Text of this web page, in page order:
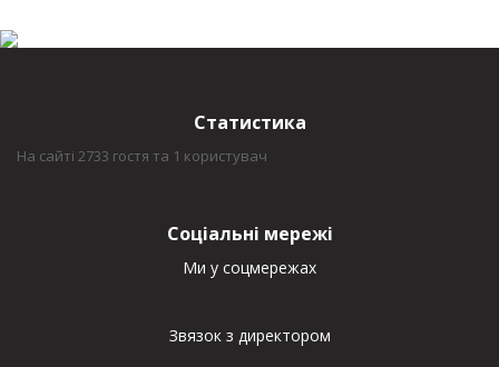
Статистика
На сайті 2733 гостя та 1 користувач
Соціальні мережі
Ми у соцмережах
Звязок з директором